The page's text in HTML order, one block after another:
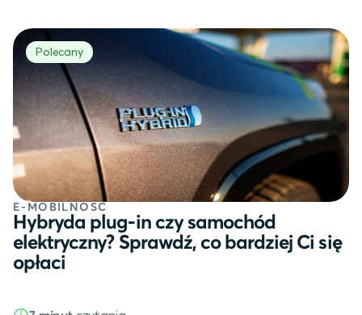
Polecany
E-MOBILNOŚĆ
Hybryda plug-in czy samochód
elektryczny? Sprawdź, co bardziej Ci się
opłaci